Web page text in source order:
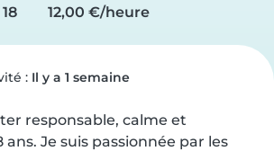
18
12,00 €/heure
: Il y a 1 semaine
responsable, calme et
ans. Je suis passionnée par les